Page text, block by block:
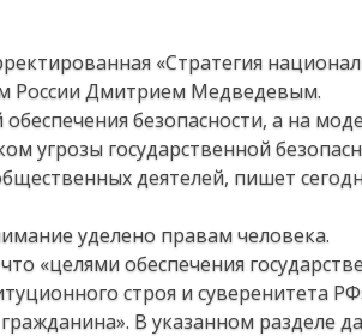
«Стратегия
России Дмитрием Медведевым.
безопасности, а на
угрозы государственной
деятелей, пишет
уделено правам человека.
«целями обеспечения
строя и суверенитета
В указанном разделе